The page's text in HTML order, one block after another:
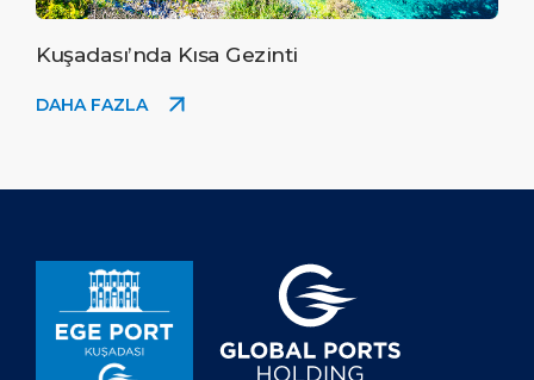
Kuşadası’nda Kısa Gezinti
DAHA FAZLA